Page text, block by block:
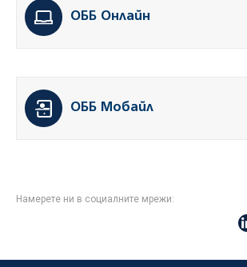
ОББ Онлайн
ОББ Мобайл
Намерете ни в социалните мрежи: